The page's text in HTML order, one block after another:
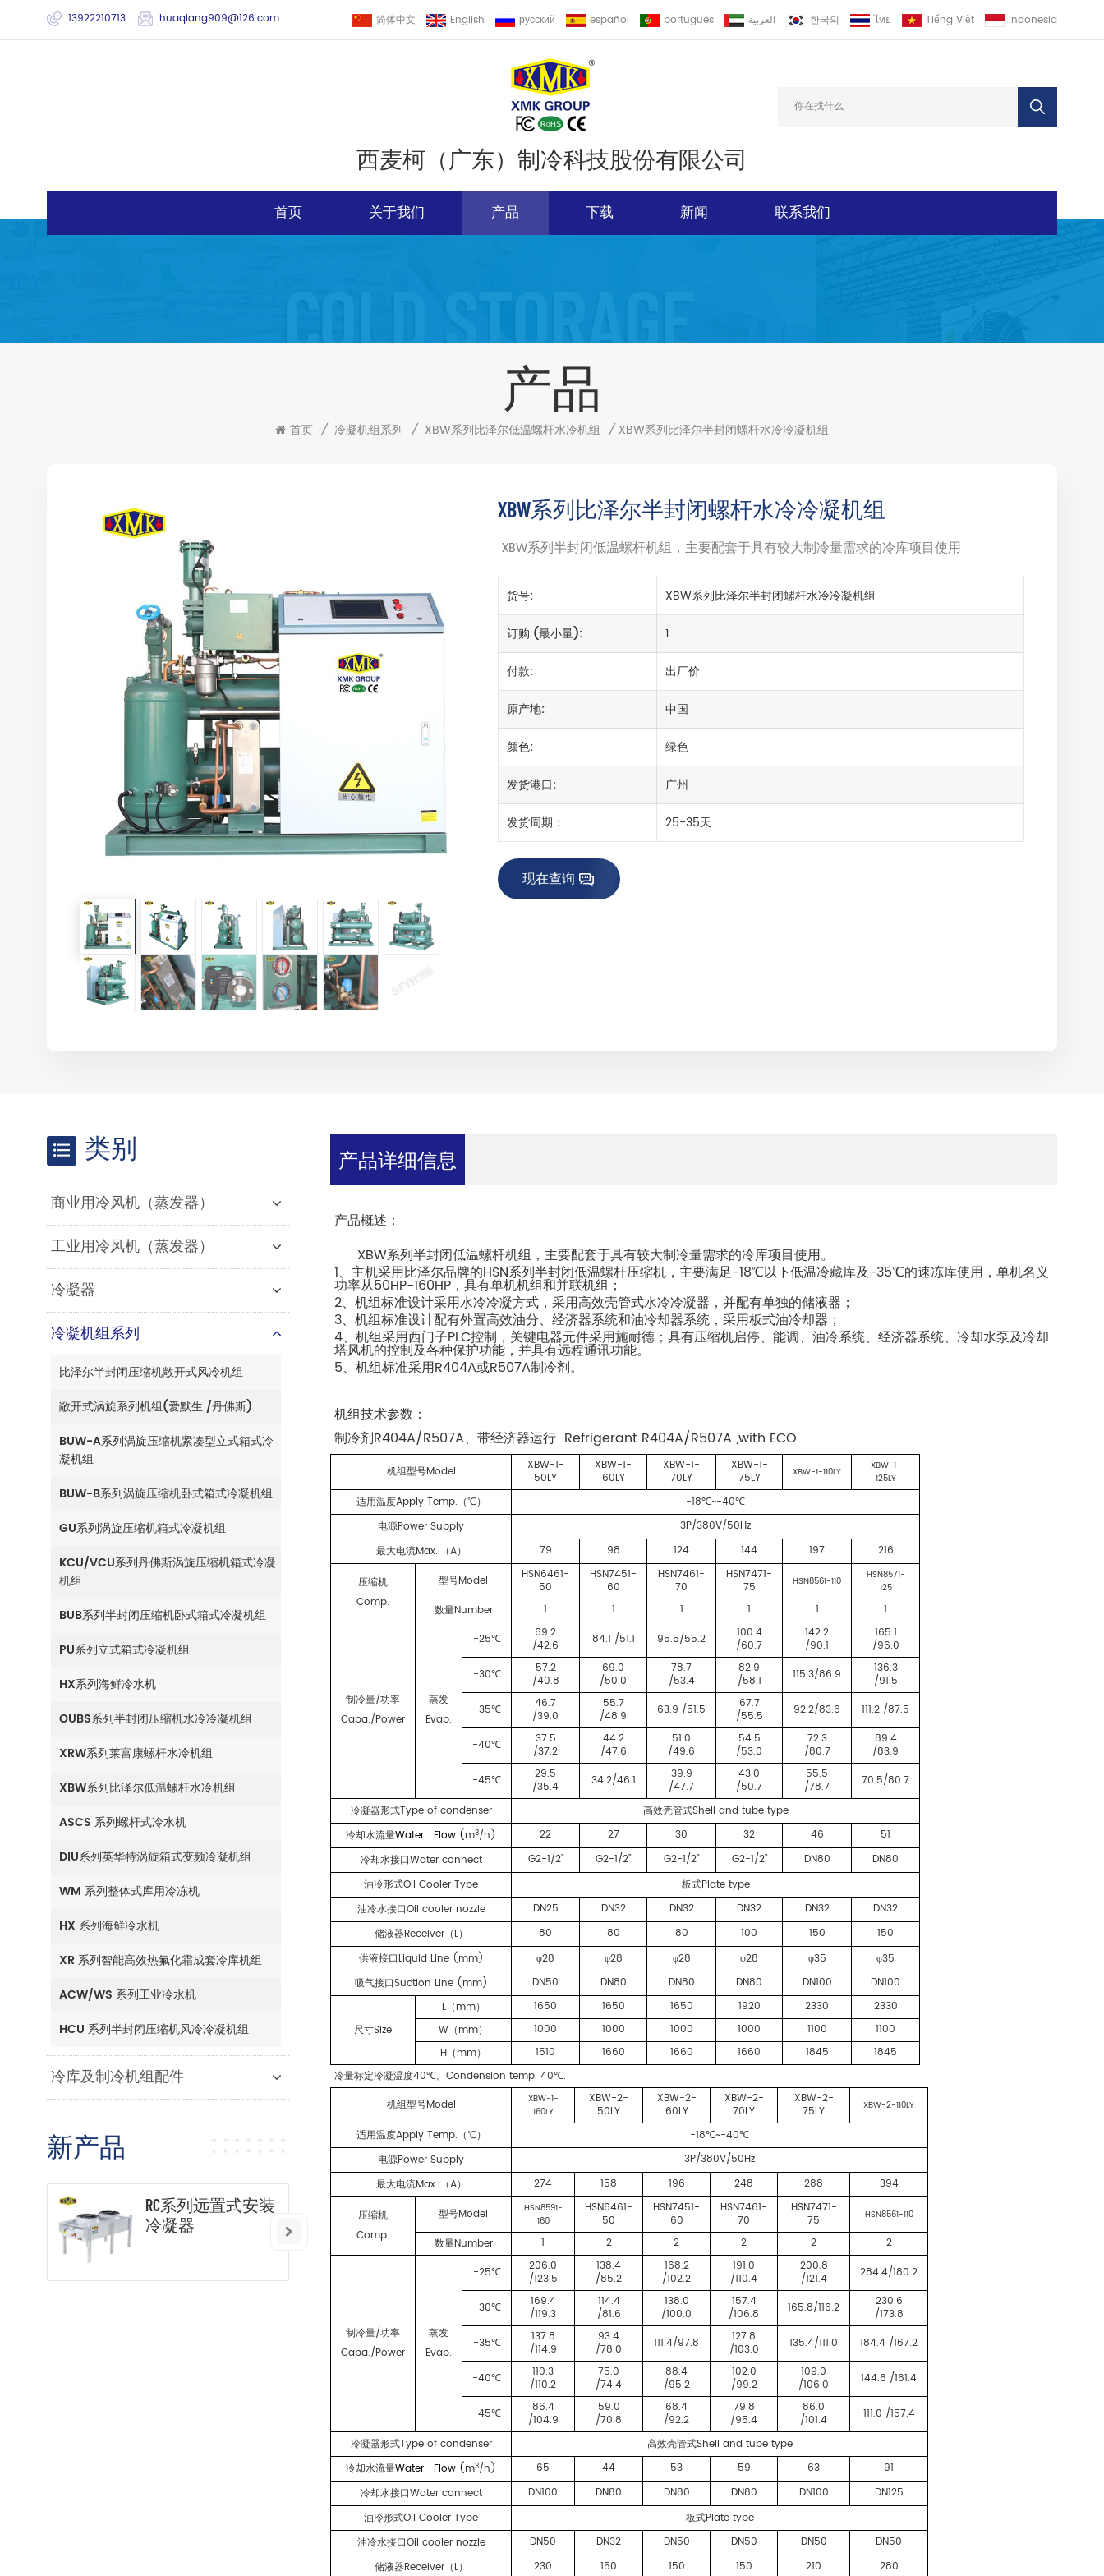
13922210713 huaqiang909@126.com 简体中文 English русский español português العربية 한국의 ไทย Tiếng Việt Indonesia
西麦柯（广东）制冷科技股份有限公司
首页 关于我们 产品 下载 新闻 联系我们
产品
首页 / 冷凝机组系列 / XBW系列比泽尔低温螺杆水冷机组 / XBW系列比泽尔半封闭螺杆水冷冷凝机组
XBW系列比泽尔半封闭螺杆水冷冷凝机组
XBW系列半封闭低温螺杆机组，主要配套于具有较大制冷量需求的冷库项目使用
货号:
XBW系列比泽尔半封闭螺杆水冷冷凝机组
订购 (最小量):
1
付款:
出厂价
原产地:
中国
颜色:
绿色
发货港口:
广州
发货周期：
25-35天
现在查询
产品详细信息
产品概述：
XBW系列半封闭低温螺杆机组，主要配套于具有较大制冷量需求的冷库项目使用 。
1 、主机采用比泽尔品牌的HSN系列半封闭低温螺杆压缩机，主要满足-18℃以下低温冷藏库及 -35℃的速冻库使用，单机名义
功率从50HP-160HP ，具有单机机组和并联机组；
2 、机组标准设计采用水冷冷凝方式，采用高效壳管式水冷冷凝器，并配有单独的储液器；
3 、机组标准设计配有外置高效油分、经济器系统和油冷却器系统，采用板式油冷却器；
4 、机组采用西门子PLC控制，关键电器元件采用施耐德；具有压缩机启停、能调、油冷系统、经济器系统、冷却水泵及冷却
塔风机的控制及各种保护功能，并具有远程通讯功能。
5 、机组标准采用 R404A或R507A制冷剂。
机组技术参数 ：
制冷剂 R404A/R507A 、带经济器运行 Refrigerant R404A/R507A ,with ECO
机组型号Model
XBW-1-
50LY
XBW-1-
60LY
XBW-1-
70LY
XBW-1-
75LY
XBW-1-110LY
XBW-1-
125LY
适用温度Apply Temp. （℃） -18℃~-40℃
电源Power Supply 3P/380V/50Hz
最大电流Max.I （A） 79 98 124 144 197 216
压缩机
Comp.
型号Model
HSN6461-
50
HSN7451-
60
HSN7461-
70
HSN7471-
75
HSN8561-110
HSN8571-
125
数量Number 1 1 1 1 1 1
制冷量/功率
Capa./Power
蒸发
Evap.
-25℃
69.2
/42.6
84.1 /51.1 95.5/55.2
100.4
/60.7
142.2
/90.1
165.1
/96.0
-30℃
57.2
/40.8
69.0
/50.0
78.7
/53.4
82.9
/58.1
115.3/86.9
136.3
/91.5
-35℃
46.7
/39.0
55.7
/48.9
63.9 /51.5
67.7
/55.5
92.2/83.6 111.2 /87.5
-40℃
37.5
/37.2
44.2
/47.6
51.0
/49.6
54.5
/53.0
72.3
/80.7
89.4
/83.9
-45℃
29.5
/35.4
34.2/46.1
39.9
/47.7
43.0
/50.7
55.5
/78.7
70.5/80.7
冷凝器形式Type of condenser 高效壳管式Shell and tube type
冷却水流量Water Flow (m3/h) 22 27 30 32 46 51
冷却水接口Water connect G2-1/2” G2-1/2” G2-1/2” G2-1/2” DN80 DN80
油冷形式Oil Cooler Type 板式Plate type
油冷水接口Oil cooler nozzle DN25 DN32 DN32 DN32 DN32 DN32
储液器Receiver（ L） 80 80 80 100 150 150
供液接口 Liquid Line (mm) φ28 φ28 φ28 φ28 φ35 φ35
吸气接口Suction Line (mm) DN50 DN80 DN80 DN80 DN100 DN100
尺寸Size
L（ mm） 1650 1650 1650 1920 2330
2330
W （ mm） 1000 1000 1000 1000 1100
1100
H （ mm） 1510 1660 1660 1660 1845 1845
冷量标定冷凝温度40℃。Condension temp. 40℃.
机组型号Model
XBW-1-
160LY
XBW-2-
50LY
XBW-2-
60LY
XBW-2-
70LY
XBW-2-
75LY
XBW-2-110LY
适用温度Apply Temp. （℃） -18℃~-40℃
电源Power Supply 3P/380V/50Hz
最大电流Max.I （A） 274 158 196 248 288 394
压缩机
Comp.
型号Model
HSN8591-
160
HSN6461-
50
HSN7451-
60
HSN7461-
70
HSN7471-
75
HSN8561-110
数量Number 1 2 2 2 2 2
制冷量/功率
Capa./Power
蒸发
Evap.
-25℃
206.0
/123.5
138.4
/85.2
168.2
/102.2
191.0
/110.4
200.8
/121.4
284.4/180.2
-30℃
169.4
/119.3
114.4
/81.6
138.0
/100.0
157.4
/106.8
165.8/116.2
230.6
/173.8
-35℃
137.8
/114.9
93.4
/78.0
111.4/97.8
127.8
/103.0
135.4/111.0 184.4 /167.2
-40℃
110.3
/110.2
75.0
/74.4
88.4
/95.2
102.0
/99.2
109.0
/106.0
144.6 /161.4
-45℃
86.4
/104.9
59.0
/70.8
68.4
/92.2
79.8
/95.4
86.0
/101.4
111.0 /157.4
冷凝器形式Type of condenser 高效壳管式Shell and tube type
冷却水流量Water Flow (m3/h) 65 44 53 59 63 91
冷却水接口Water connect DN100 DN80 DN80 DN80 DN100 DN125
油冷形式Oil Cooler Type 板式Plate type
油冷水接口Oil cooler nozzle DN50 DN32 DN50 DN50 DN50 DN50
储液器Receiver（ L） 230 150 150 150 210 280
类别
商业用冷风机（蒸发器）
工业用冷风机（蒸发器）
冷凝器
冷凝机组系列
比泽尔半封闭压缩机敞开式风冷机组
敞开式涡旋系列机组(爱默生 /丹佛斯)
BUW-A系列涡旋压缩机紧凑型立式箱式冷
凝机组
BUW-B系列涡旋压缩机卧式箱式冷凝机组
GU系列涡旋压缩机箱式冷凝机组
KCU/VCU系列丹佛斯涡旋压缩机箱式冷凝
机组
BUB系列半封闭压缩机卧式箱式冷凝机组
PU系列立式箱式冷凝机组
HX系列海鲜冷水机
OUBS系列半封闭压缩机水冷冷凝机组
XRW系列莱富康螺杆水冷机组
XBW系列比泽尔低温螺杆水冷机组
ASCS 系列螺杆式冷水机
DIU系列英华特涡旋箱式变频冷凝机组
WM 系列整体式库用冷冻机
HX 系列海鲜冷水机
XR 系列智能高效热氟化霜成套冷库机组
ACW/WS 系列工业冷水机
HCU 系列半封闭压缩机风冷冷凝机组
冷库及制冷机组配件
新产品
RC系列远置式安装
冷凝器